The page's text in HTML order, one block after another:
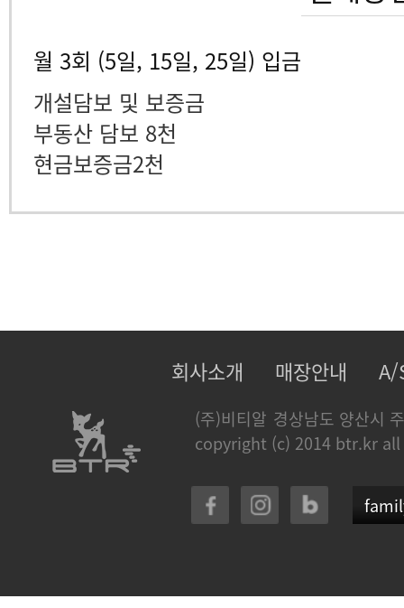
월 3회 (5일, 15일, 25일) 입금
개설담보 및 보증금
부동산 담보 8천
현금보증금2천
회사소개 매장안내 A/
(주)비티알 경상남도 양산시
copyright (c) 2014 btr.kr